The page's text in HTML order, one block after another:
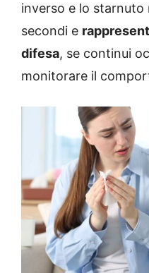
inverso e lo
secondi e
difesa, se continui
monitorare il